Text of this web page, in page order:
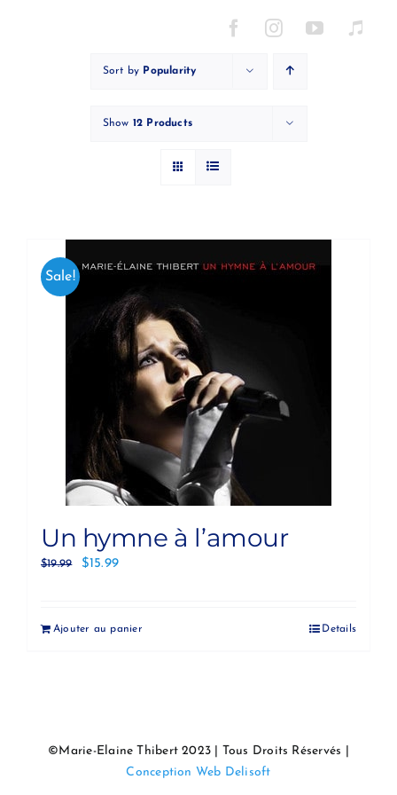
Sort by Popularity
Show 12 Products
Sale!
Un hymne à l’amour
$19.99 $15.99
Ajouter au panier Details
©Marie-Elaine Thibert 2023 | Tous Droits Réservés |
Conception Web Delisoft